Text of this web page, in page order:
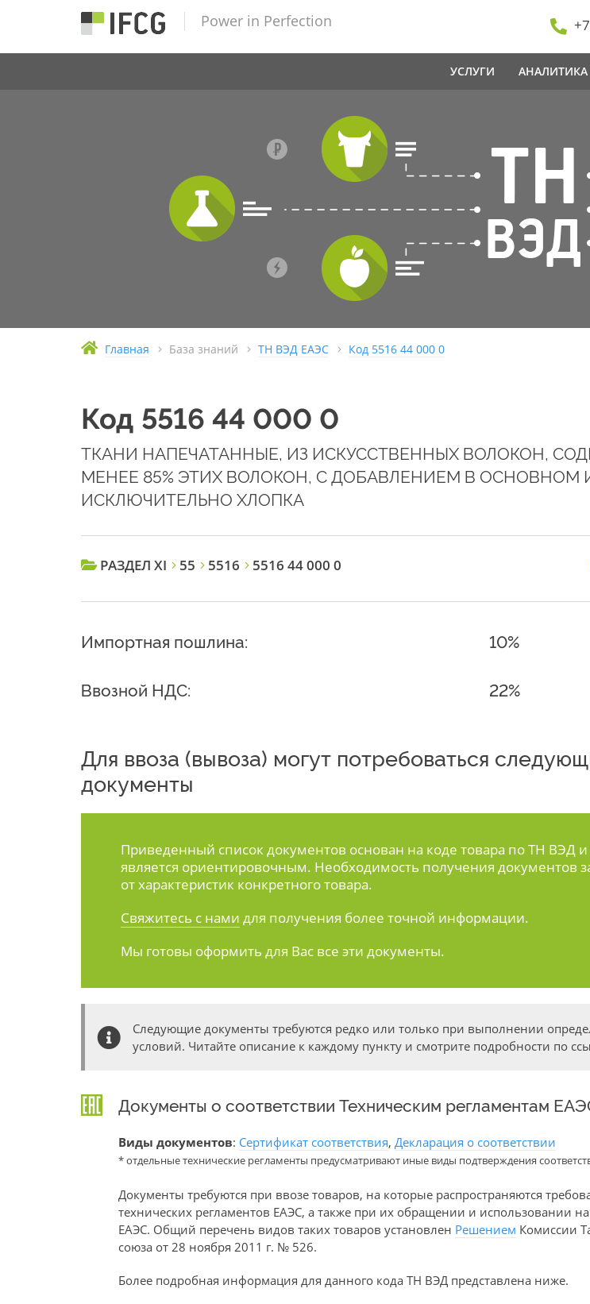
Power in Perfection
УСЛУГИ АНАЛИТИКА
Главная База знаний ТН ВЭД ЕАЭС Код 5516 44 000 0
Код 5516 44 000 0
ТКАНИ НАПЕЧАТАННЫЕ, ИЗ ИСКУССТВЕННЫХ ВОЛОКОН,
МЕНЕЕ 85% ЭТИХ ВОЛОКОН, С ДОБАВЛЕНИЕМ В ОСНОВНОМ
ИСКЛЮЧИТЕЛЬНО ХЛОПКА
РАЗДЕЛ XI 55 5516 5516 44 000 0
Импортная пошлина: 10%
Ввозной НДС: 22%
Для ввоза (вывоза) могут потребоваться
документы
Приведенный список документов основан на коде товара по ТН ВЭД и
является ориентировочным. Необходимость получения документов
от характеристик конкретного товара.
Свяжитесь с нами для получения более точной информации.
Мы готовы оформить для Вас все эти документы.
Следующие документы требуются редко или только при выполнении
условий. Читайте описание к каждому пункту и смотрите подробности по
Документы о соответствии Техническим регламентам
Виды документов: Сертификат соответствия, Декларация о соответствии
* отдельные технические регламенты предусматривают иные виды подтверждения
Документы требуются при ввозе товаров, на которые распространяются
технических регламентов ЕАЭС, а также при их обращении и использовании
ЕАЭС. Общий перечень видов таких товаров установлен Решением Комиссии
союза от 28 ноября 2011 г. № 526.
Более подробная информация для данного кода ТН ВЭД представлена ниже.